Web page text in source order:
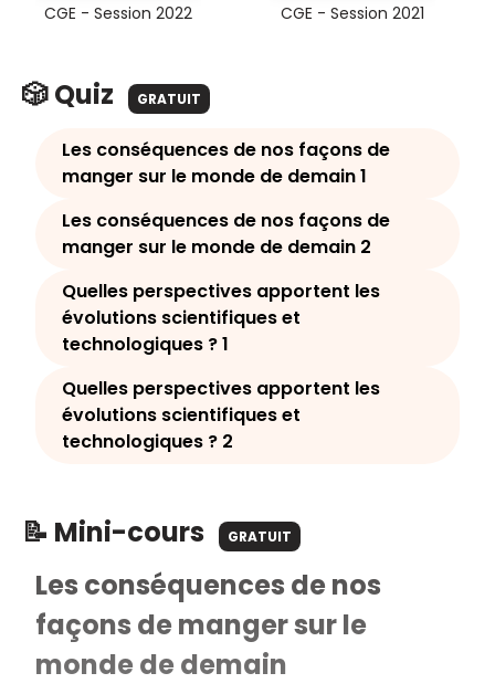
CGE - Session 2022 CGE - Session 2021
🎲 Quiz GRATUIT
Les conséquences de nos façons de
manger sur le monde de demain 1
Les conséquences de nos façons de
manger sur le monde de demain 2
Quelles perspectives apportent les
évolutions scientifiques et
technologiques ? 1
Quelles perspectives apportent les
évolutions scientifiques et
technologiques ? 2
📝 Mini-cours GRATUIT
Les conséquences de nos
façons de manger sur le
monde de demain